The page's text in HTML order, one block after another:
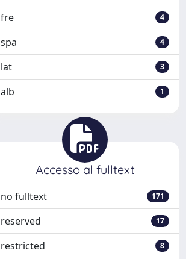
fre 4
spa 4
lat 3
alb 1
Accesso al fulltext
no fulltext 171
reserved 17
restricted 8